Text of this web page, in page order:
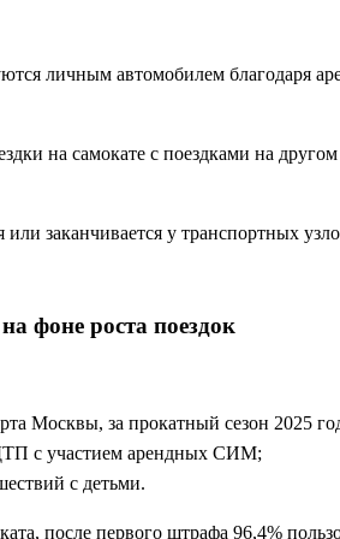
личным автомобилем благодаря
на самокате с поездками на
заканчивается у транспортных
фоне роста поездок
Москвы, за прокатный сезон 2025
с участием арендных СИМ;
с детьми.
после первого штрафа 96,4%